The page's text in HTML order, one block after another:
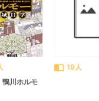
川ホルモ
import_contacts 19人